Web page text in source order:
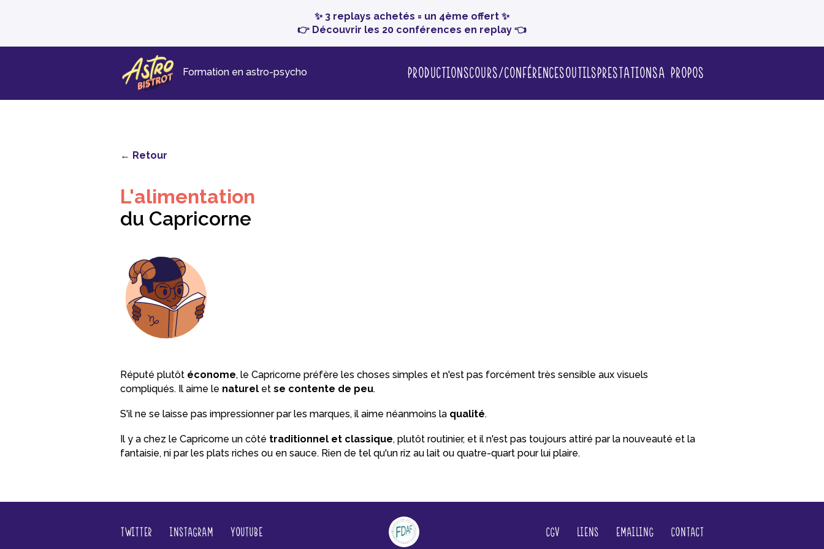
✨ 3 replays achetés = un 4ème offert ✨
👉 Découvrir les 20 conférences en replay 👈
Formation en astro-psycho ProductionsCours/conférencesOutilsPrestationsA propos
← Retour
L'alimentation
du Capricorne
Réputé plutôt économe, le Capricorne préfère les choses simples et n'est pas forcément très sensible aux visuels
compliqués. Il aime le naturel et se contente de peu.
S'il ne se laisse pas impressionner par les marques, il aime néanmoins la qualité.
Il y a chez le Capricorne un côté traditionnel et classique, plutôt routinier, et il n'est pas toujours attiré par la nouveauté et la
fantaisie, ni par les plats riches ou en sauce. Rien de tel qu'un riz au lait ou quatre-quart pour lui plaire.
Twitter Instagram YouTube CGV Liens Emailing Contact